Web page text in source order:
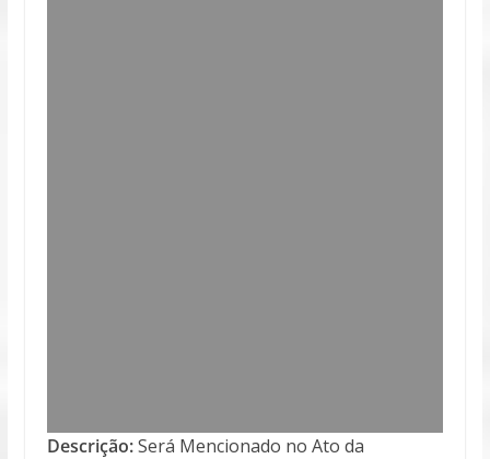
Descrição:Será Mencionado no Ato da